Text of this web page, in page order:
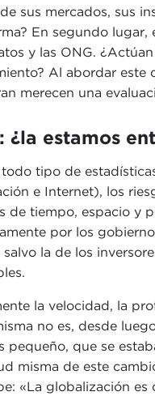
sus mercados, sus
En segundo
y las ONG.
Al abordar este
merecen una
¿la estamos
tipo de
e Internet), los
de tiempo, espacio y
por los
la de los
la velocidad, la
no es, desde
pequeño, que se
misma de este
«La globalización